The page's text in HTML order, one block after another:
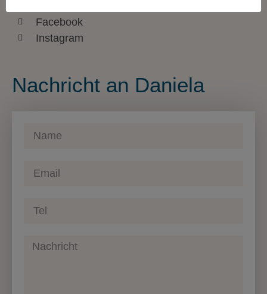
Facebook
Instagram
Nachricht an Daniela